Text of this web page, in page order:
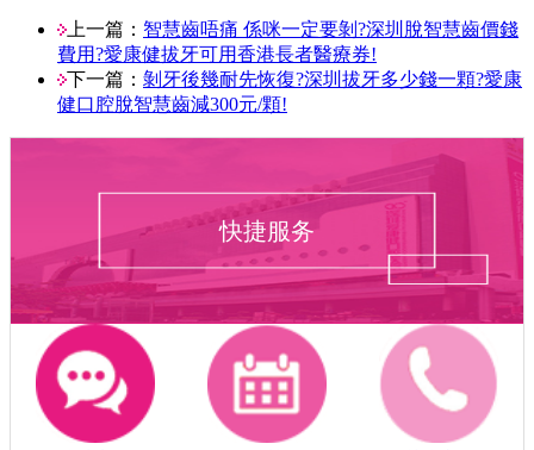
上一篇： 智慧齒唔痛 係咪一定要剝?深圳脫智慧齒價錢
費用?愛康健拔牙可用香港長者醫療券!
下一篇： 剝牙後幾耐先恢復?深圳拔牙多少錢一顆?愛康
健口腔脫智慧齒減300元/顆!
快捷服务